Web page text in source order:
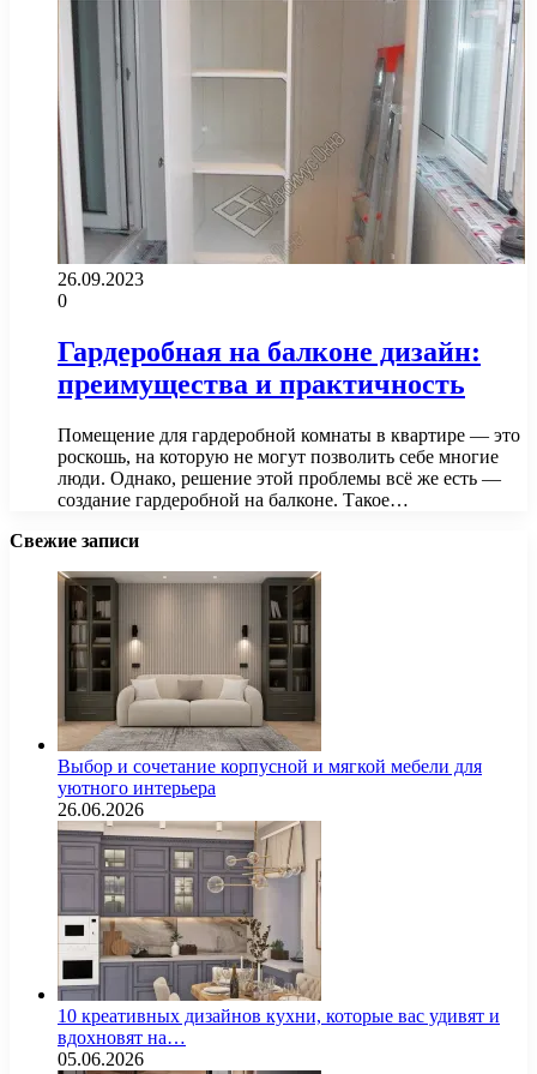
26.09.2023
0
Гардеробная на балконе дизайн:
преимущества и практичность
Помещение для гардеробной комнаты в квартире — это
роскошь, на которую не могут позволить себе многие
люди. Однако, решение этой проблемы всё же есть —
создание гардеробной на балконе. Такое…
Свежие записи
Выбор и сочетание корпусной и мягкой мебели для
уютного интерьера
26.06.2026
10 креативных дизайнов кухни, которые вас удивят и
вдохновят на…
05.06.2026